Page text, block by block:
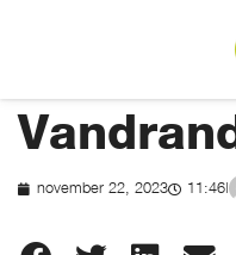
F2
november 22, 2023 11:46|